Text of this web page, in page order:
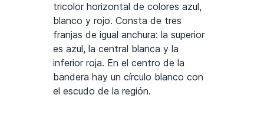
tricolor horizontal de colores azul,
blanco y rojo. Consta de tres
franjas de igual anchura: la superior
es azul, la central blanca y la
inferior roja. En el centro de la
bandera hay un círculo blanco con
el escudo de la región.